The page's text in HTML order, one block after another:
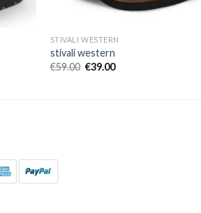
STIVALI WESTERN
stivali western
€59.00 €39.00